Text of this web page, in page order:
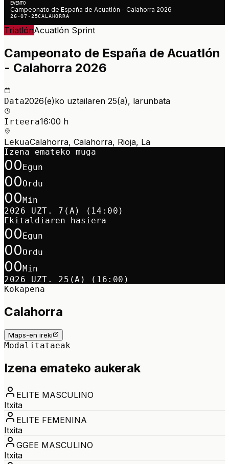
EVENTO
Campeonato de España de Acuatlón - Calahorra 2026
26·07·25CALAHORRA
TriatlónAcuatlón Sprint
Campeonato de España de Acuatlón
- Calahorra 2026
Data2026(e)ko uztailaren 25(a), larunbata
Irteera16:00 h
LekuaCalahorra, Calahorra, Rioja, La
Izena emateko muga
00 Egun
00Ordu
00 Min
2026 UZT. 7(A) (14:00)
Ekitaldiaren hasiera
00 Egun
00Ordu
00 Min
2026 UZT. 25(A) (16:00)
Kokapena
Calahorra
Maps-en ireki
Modalitataeak
Izena emateko aukerak
ELITE MASCULINO
Itxita
ELITE FEMENINA
Itxita
GGEE MASCULINO
Itxita